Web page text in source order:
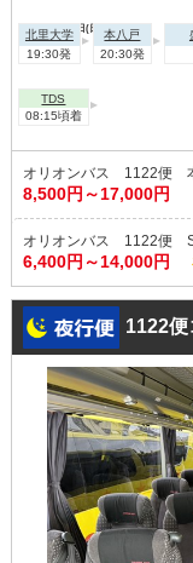
2026年08月09日(日)
北里大学
19:30発
本八戸
20:30発
TDS
08:15頃着
オリオンバス 1122便
8,500円～17,000円
オリオンバス 1122便
6,400円～14,000円
1122便